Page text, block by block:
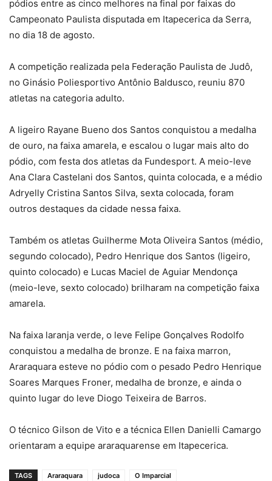
pódios entre as cinco melhores na final por faixas do
Campeonato Paulista disputada em Itapecerica da Serra,
no dia 18 de agosto.
A competição realizada pela Federação Paulista de Judô,
no Ginásio Poliesportivo Antônio Baldusco, reuniu 870
atletas na categoria adulto.
A ligeiro Rayane Bueno dos Santos conquistou a medalha
de ouro, na faixa amarela, e escalou o lugar mais alto do
pódio, com festa dos atletas da Fundesport. A meio-leve
Ana Clara Castelani dos Santos, quinta colocada, e a médio
Adryelly Cristina Santos Silva, sexta colocada, foram
outros destaques da cidade nessa faixa.
Também os atletas Guilherme Mota Oliveira Santos (médio,
segundo colocado), Pedro Henrique dos Santos (ligeiro,
quinto colocado) e Lucas Maciel de Aguiar Mendonça
(meio-leve, sexto colocado) brilharam na competição faixa
amarela.
Na faixa laranja verde, o leve Felipe Gonçalves Rodolfo
conquistou a medalha de bronze. E na faixa marron,
Araraquara esteve no pódio com o pesado Pedro Henrique
Soares Marques Froner, medalha de bronze, e ainda o
quinto lugar do leve Diogo Teixeira de Barros.
O técnico Gilson de Vito e a técnica Ellen Danielli Camargo
orientaram a equipe araraquarense em Itapecerica.
TAGS Araraquara judoca O Imparcial